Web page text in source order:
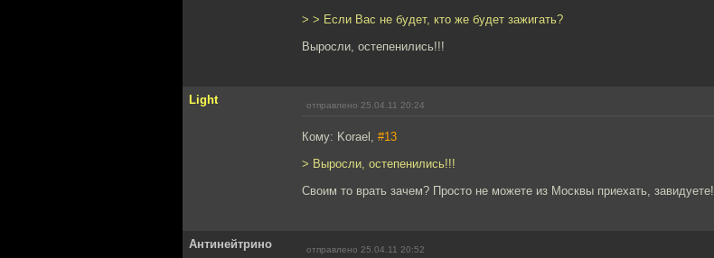
> > Если Вас не будет, кто же будет зажигать?
Выросли, остепенились!!!
Light отправлено 25.04.11 20:24
Кому: Korael, #13
> Выросли, остепенились!!!
Своим то врать зачем? Просто не можете из Москвы приехать, завидуете!
Антинейтрино отправлено 25.04.11 20:52